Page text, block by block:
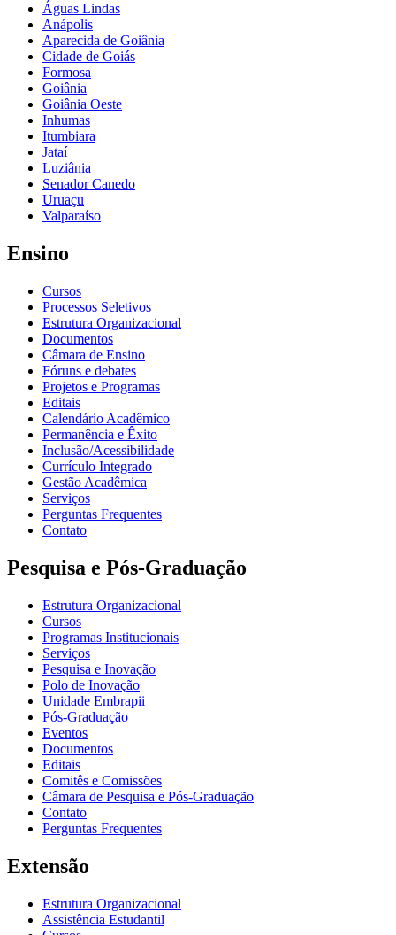
Águas Lindas
Anápolis
Aparecida de Goiânia
Cidade de Goiás
Formosa
Goiânia
Goiânia Oeste
Inhumas
Itumbiara
Jataí
Luziânia
Senador Canedo
Uruaçu
Valparaíso
Ensino
Cursos
Processos Seletivos
Estrutura Organizacional
Documentos
Câmara de Ensino
Fóruns e debates
Projetos e Programas
Editais
Calendário Acadêmico
Permanência e Êxito
Inclusão/Acessibilidade
Currículo Integrado
Gestão Acadêmica
Serviços
Perguntas Frequentes
Contato
Pesquisa e Pós-Graduação
Estrutura Organizacional
Cursos
Programas Institucionais
Serviços
Pesquisa e Inovação
Polo de Inovação
Unidade Embrapii
Pós-Graduação
Eventos
Documentos
Editais
Comitês e Comissões
Câmara de Pesquisa e Pós-Graduação
Contato
Perguntas Frequentes
Extensão
Estrutura Organizacional
Assistência Estudantil